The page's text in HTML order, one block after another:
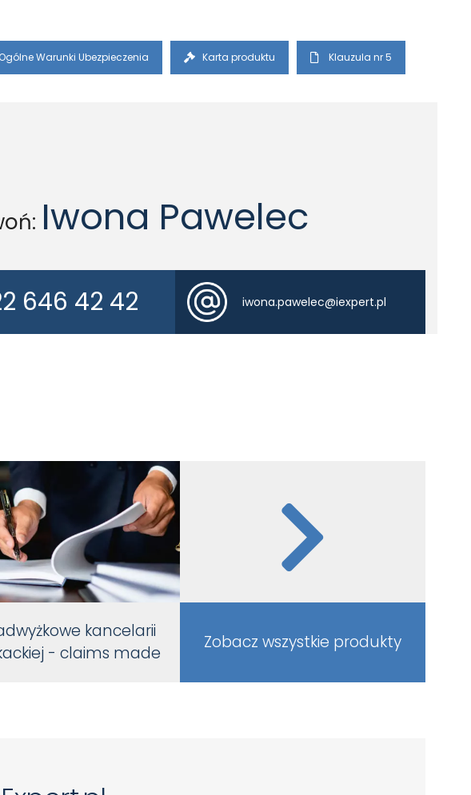
Ogólne Warunki Ubezpieczenia Karta produktu Klauzula nr 5
Iwona Pawelec
646 42 42 iwona.pawelec@iexpert.pl
kancelarii
- claims made
Zobacz wszystkie produkty